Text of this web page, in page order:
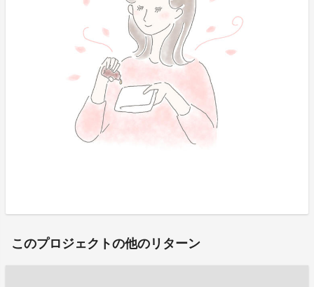
このプロジェクトの他のリターン